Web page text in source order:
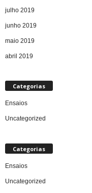
julho 2019
junho 2019
maio 2019
abril 2019
Categorias
Ensaios
Uncategorized
Categorias
Ensaios
Uncategorized